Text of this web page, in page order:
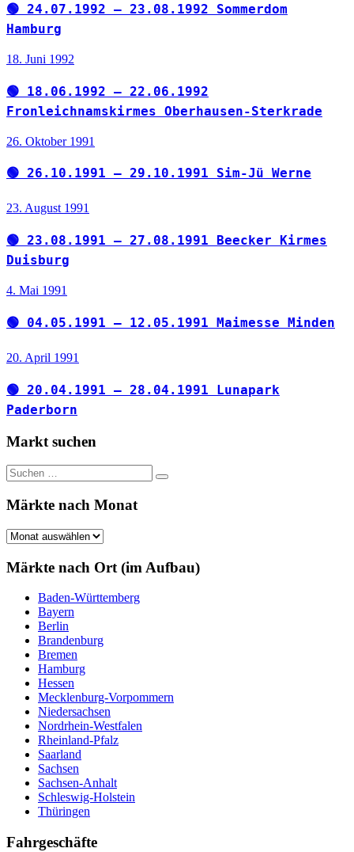
🟢 24.07.1992 – 23.08.1992 Sommerdom
Hamburg
18. Juni 1992
🟢 18.06.1992 – 22.06.1992
Fronleichnamskirmes Oberhausen-Sterkrade
26. Oktober 1991
🟢 26.10.1991 – 29.10.1991 Sim-Jü Werne
23. August 1991
🟢 23.08.1991 – 27.08.1991 Beecker Kirmes
Duisburg
4. Mai 1991
🟢 04.05.1991 – 12.05.1991 Maimesse Minden
20. April 1991
🟢 20.04.1991 – 28.04.1991 Lunapark
Paderborn
Markt suchen
Suchen
nach:
Suchen
Märkte nach Monat
Märkte
Monat
Märkte nach Ort (im Aufbau)
Baden-Württemberg
Bayern
Berlin
Brandenburg
Bremen
Hamburg
Hessen
Mecklenburg-Vorpommern
Niedersachsen
Nordrhein-Westfalen
Rheinland-Pfalz
Saarland
Sachsen
Sachsen-Anhalt
Schleswig-Holstein
Thüringen
Fahrgeschäfte